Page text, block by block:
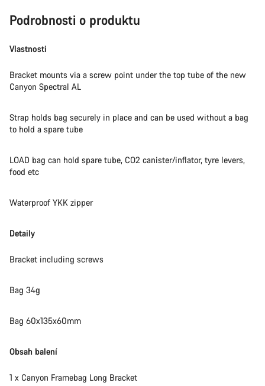
Podrobnosti o produktu
Vlastnosti
Bracket mounts via a screw point under the top tube of the new
Canyon Spectral AL
Strap holds bag securely in place and can be used without a bag
to hold a spare tube
LOAD bag can hold spare tube, CO2 canister/inflator, tyre levers,
food etc
Waterproof YKK zipper
Detaily
Bracket including screws
Bag 34g
Bag 60x135x60mm
Obsah balení
1 x Canyon Framebag Long Bracket